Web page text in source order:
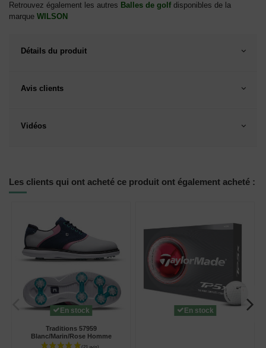
Retrouvez également les autres Balles de golfdisponibles de la
marque WILSON
Détails du produit
Avis clients
Vidéos
Les clients qui ont acheté ce produit ont également acheté :
En stock
Traditions 57959
Blanc/Marin/Rose Homme
En stock